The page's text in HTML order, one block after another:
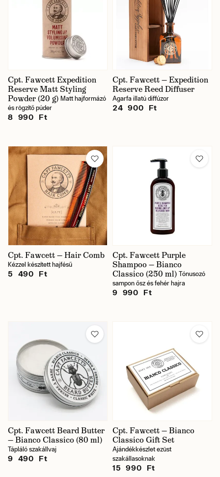
Cpt. Fawcett Expedition
Reserve Matt Styling
Powder (20 g) Matt hajformázó
és rögzítő púder
8 990 Ft
Cpt. Fawcett — Expedition
Reserve Reed Diffuser
Agarfa illatú diffúzor
24 900 Ft
Cpt. Fawcett — Hair Comb
Kézzel készített hajfésű
5 490 Ft
Cpt. Fawcett Purple
Shampoo — Bianco
Classico (250 ml) Tónusozó
sampon ősz és fehér hajra
9 990 Ft
Cpt. Fawcett Beard Butter
— Bianco Classico (80 ml)
Tápláló szakállvaj
9 490 Ft
Cpt. Fawcett — Bianco
Classico Gift Set
Ajándékkészlet ezüst
szakállasoknak
15 990 Ft